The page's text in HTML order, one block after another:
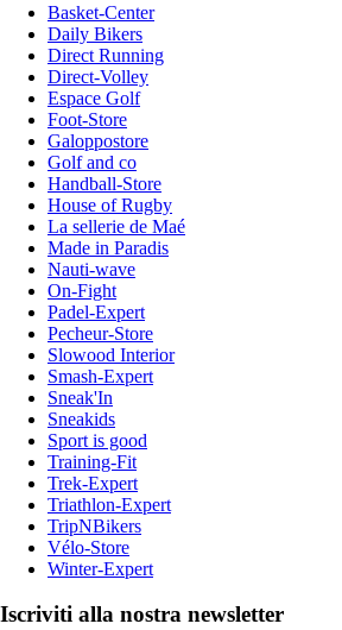
Basket-Center
Daily Bikers
Direct Running
Direct-Volley
Espace Golf
Foot-Store
Galoppostore
Golf and co
Handball-Store
House of Rugby
La sellerie de Maé
Made in Paradis
Nauti-wave
On-Fight
Padel-Expert
Pecheur-Store
Slowood Interior
Smash-Expert
Sneak'In
Sneakids
Sport is good
Training-Fit
Trek-Expert
Triathlon-Expert
TripNBikers
Vélo-Store
Winter-Expert
Iscriviti alla nostra newsletter